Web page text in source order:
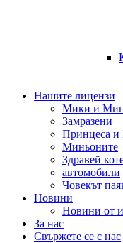
Нашите лицензи
Мики и
Замразени
Принцеса и
Миньоните
Здравей
автомобили
Човекът
Новини
Новини от
За нас
Свържете се с нас